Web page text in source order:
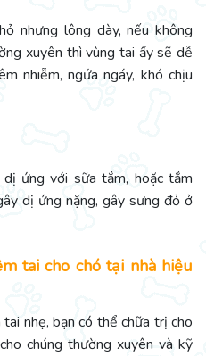
nhưng lông dày, nếu không
xuyên thì vùng tai ấy sẽ dễ
nhiễm, ngứa ngáy, khó chịu
ứng với sữa tắm, hoặc tắm
dị ứng nặng, gây sưng đỏ ở
tai cho chó tại nhà hiệu
nhẹ, bạn có thể chữa trị cho
chúng thường xuyên và kỹ